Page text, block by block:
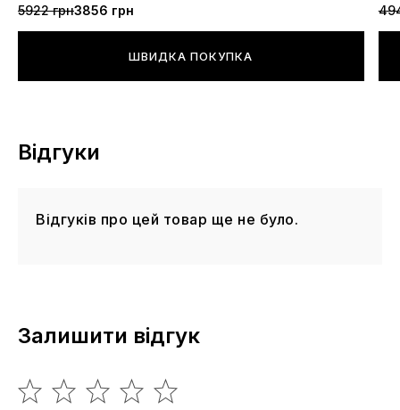
транспортуванні взуття перевізником "Нова Пошта" не
5922 грн3856 грн
ШВИДКА ПОКУПКА
Відгуки
Відгуків про цей товар ще не було.
Залишити відгук